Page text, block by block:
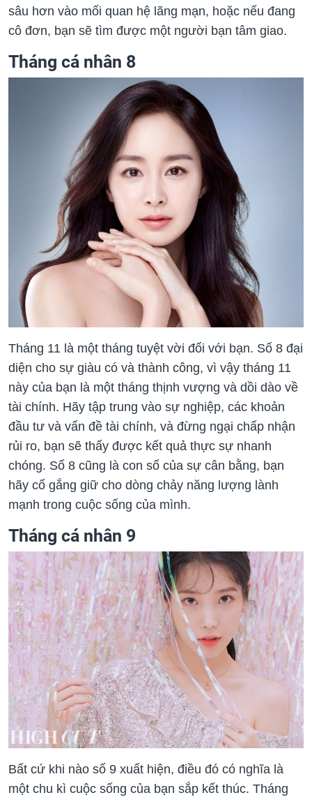
sâu hơn vào mối quan hệ lãng mạn, hoặc nếu đang
cô đơn, bạn sẽ tìm được một người bạn tâm giao.
Tháng cá nhân 8
Tháng 11 là một tháng tuyệt vời đối với bạn. Số 8 đại
diện cho sự giàu có và thành công, vì vậy tháng 11
này của bạn là một tháng thịnh vượng và dồi dào về
tài chính. Hãy tập trung vào sự nghiệp, các khoản
đầu tư và vấn đề tài chính, và đừng ngại chấp nhận
rủi ro, bạn sẽ thấy được kết quả thực sự nhanh
chóng. Số 8 cũng là con số của sự cân bằng, bạn
hãy cố gắng giữ cho dòng chảy năng lượng lành
mạnh trong cuộc sống của mình.
Tháng cá nhân 9
Bất cứ khi nào số 9 xuất hiện, điều đó có nghĩa là
một chu kì cuộc sống của bạn sắp kết thúc. Tháng